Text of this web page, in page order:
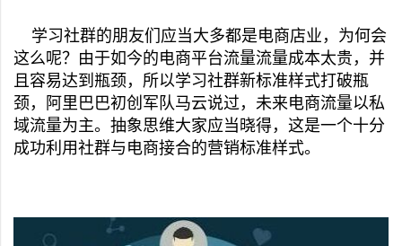
学习社群的朋友们应当大多都是电商店业，为何会
这么呢？由于如今的电商平台流量流量成本太贵，并
且容易达到瓶颈，所以学习社群新标准样式打破瓶
颈，阿里巴巴初创军队马云说过，未来电商流量以私
域流量为主。抽象思维大家应当晓得，这是一个十分
成功利用社群与电商接合的营销标准样式。